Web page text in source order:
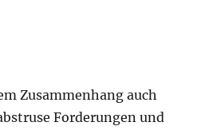
Zusammenhang auch
Forderungen und